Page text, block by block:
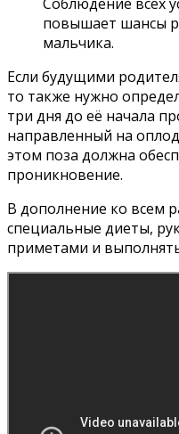
повышает шансы
мальчика.
Если будущими
то также нужно
три дня до её начала
направленный на
этом поза должна
проникновение.
В дополнение ко всем
специальные диеты,
приметами и